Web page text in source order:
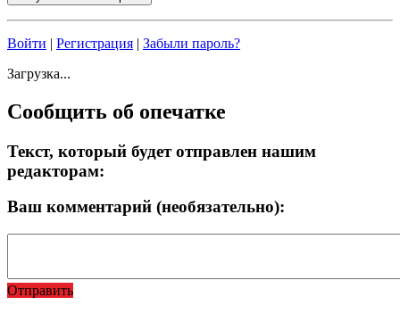
Войти | Регистрация | Забыли пароль?
Загрузка...
Сообщить об опечатке
Текст, который будет отправлен нашим
редакторам:
Ваш комментарий (необязательно):
Отправить